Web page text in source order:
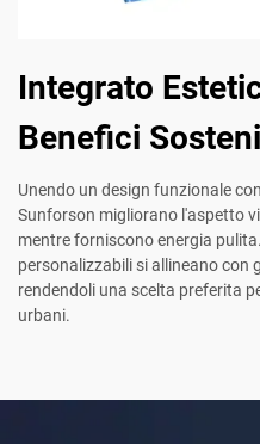
Integrato
Benefici
Unendo un design funzionale
Sunforson migliorano l'aspetto
mentre forniscono energia
personalizzabili si allineano con
rendendoli una scelta preferita
urbani.